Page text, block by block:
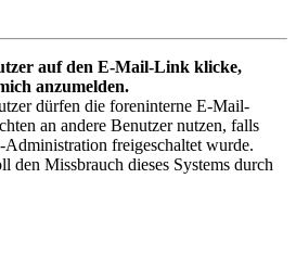
auf den E-Mail-Link klicke,
anzumelden.
dürfen die foreninterne E-Mail-
an andere Benutzer nutzen, falls
Administration freigeschaltet wurde.
den Missbrauch dieses Systems durch